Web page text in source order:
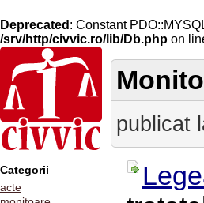
Deprecated : Constant
/srv/http/civvic.ro/lib/Db.php on
Categorii
acte
publicat